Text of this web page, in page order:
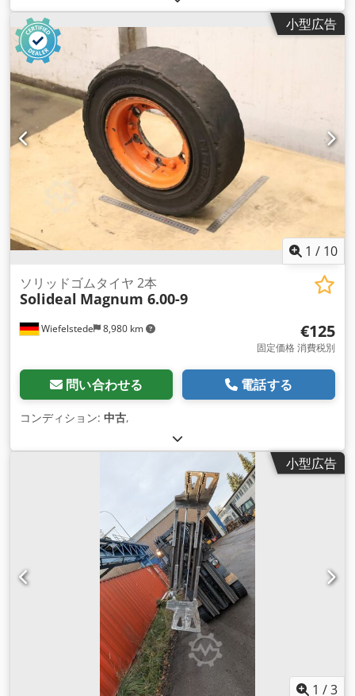
小型広告
1 / 10
Wiefelstede 8,980 km
ソリッドゴムタイヤ 2本
Solideal Magnum 6.00-9
€125
固定価格 消費税別
問い合わせる 電話する
コンディション: 中古,
小型広告
1 /3